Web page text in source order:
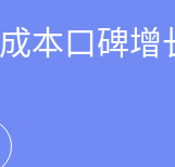
效招生团
挖掘学员
本口碑增
全生命周